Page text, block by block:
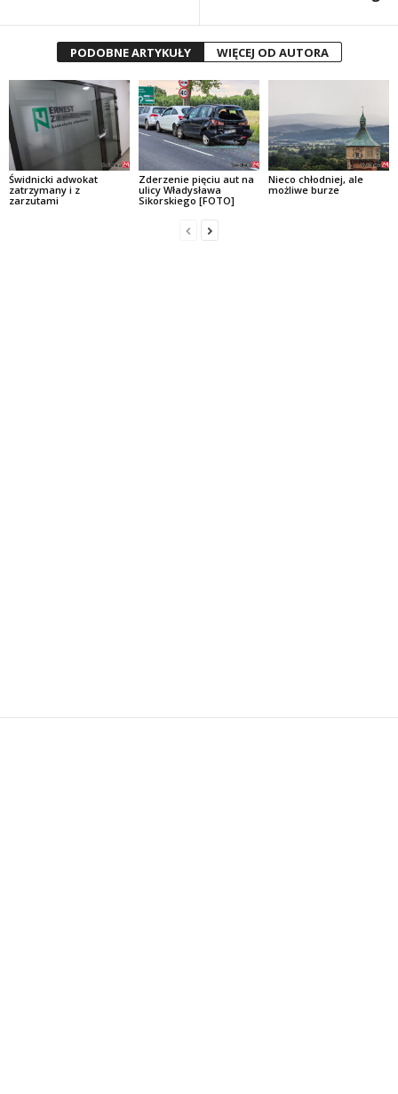
PODOBNE ARTYKUŁY WIĘCEJ OD AUTORA
Świdnicki adwokat
zatrzymany i z
zarzutami
Zderzenie pięciu aut na
ulicy Władysława
Sikorskiego [FOTO]
Nieco chłodniej, ale
możliwe burze